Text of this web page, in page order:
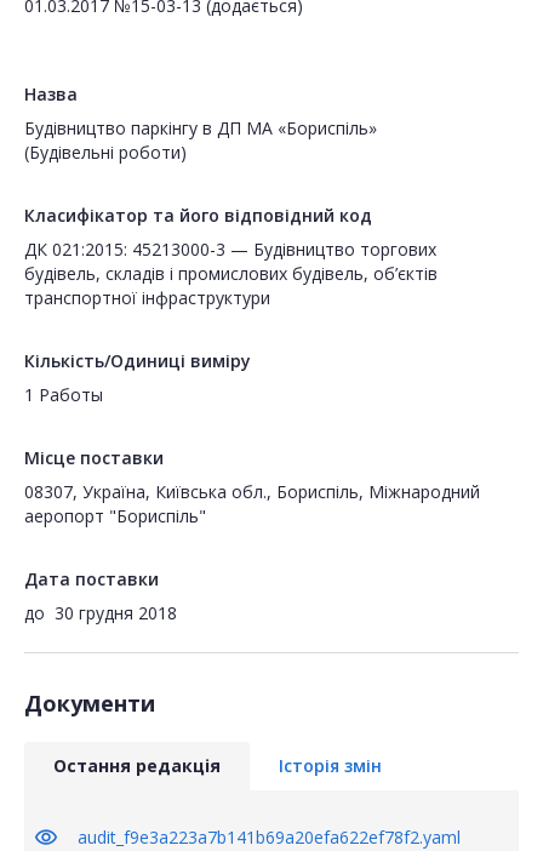
01.03.2017 №15-03-13 (додається)
Назва
Будівництво паркінгу в ДП МА «Бориспіль»
(Будівельні роботи)
Класифікатор та його відповідний код
ДК 021:2015: 45213000-3 — Будівництво торгових
будівель, складів і промислових будівель, об’єктів
транспортної інфраструктури
Кількість/Одиниці виміру
1 Работы
Місце поставки
08307, Україна, Київська обл., Бориспіль, Міжнародний
аеропорт "Бориспіль"
Дата поставки
до 30 грудня 2018
Документи
Остання редакція Історія змін
visibility audit_f9e3a223a7b141b69a20efa622ef78f2.yaml